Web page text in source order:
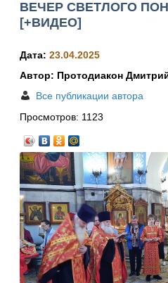
ВЕЧЕР СВЕТЛОГО
[+ВИДЕО]
Дата: 23.04.2025
Автор: Протодиакон
Все публикации автора
Просмотров: 1123